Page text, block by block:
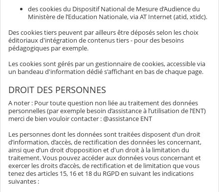
des cookies du Dispositif National de Mesure d’Audience du
Ministère de l’Education Nationale, via AT Internet (atid, xtidc).
Des cookies tiers peuvent par ailleurs être déposés selon les choix
éditoriaux d'intégration de contenus tiers - pour des besoins
pédagogiques par exemple.
Les cookies sont gérés par un gestionnaire de cookies, accessible via
un bandeau d'information dédié s'affichant en bas de chaque page.
DROIT DES PERSONNES
A noter : Pour toute question non liée au traitement des données
personnelles (par exemple besoin d’assistance à l’utilisation de l’ENT)
merci de bien vouloir contacter : @assistance ENT
Les personnes dont les données sont traitées disposent d’un droit
d’information, d’accès, de rectification des données les concernant,
ainsi que d’un droit d’opposition et d'un droit à la limitation du
traitement. Vous pouvez accéder aux données vous concernant et
exercer les droits d’accès, de rectification et de limitation que vous
tenez des articles 15, 16 et 18 du RGPD en suivant les indications
suivantes :